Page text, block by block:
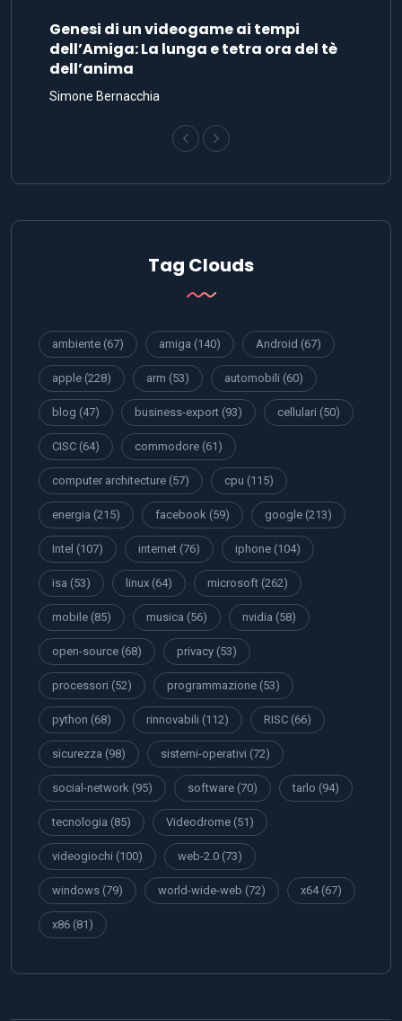
Genesi di un videogame ai tempi
dell’Amiga: La lunga e tetra ora del tè
dell’anima
Simone Bernacchia
Tag Clouds
ambiente (67) amiga (140) Android (67)
apple (228) arm (53) automobili (60)
blog (47) business-export (93) cellulari (50)
CISC (64) commodore (61)
computer architecture (57) cpu (115)
energia (215) facebook (59) google (213)
Intel (107) internet (76) iphone (104)
isa (53) linux (64) microsoft (262)
mobile (85) musica (56) nvidia (58)
open-source (68) privacy (53)
processori (52) programmazione (53)
python (68) rinnovabili (112) RISC (66)
sicurezza (98) sistemi-operativi (72)
social-network (95) software (70) tarlo (94)
tecnologia (85) Videodrome (51)
videogiochi (100) web-2.0 (73)
windows (79) world-wide-web (72) x64(67)
x86 (81)